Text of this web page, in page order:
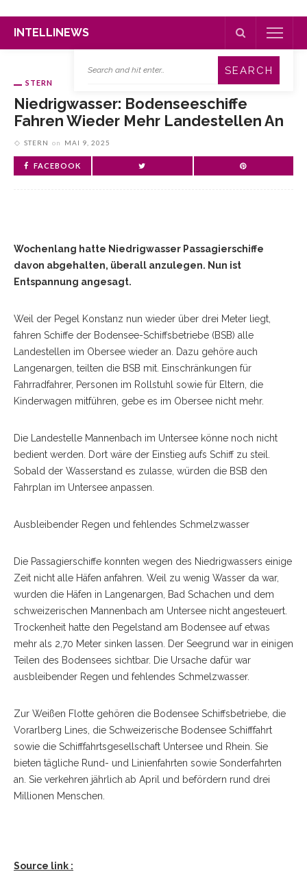
INTELLINEWS
STERN
Niedrigwasser: Bodenseeschiffe
Fahren Wieder Mehr Landestellen An
STERN on MAI 9, 2025
FACEBOOK
Wochenlang hatte Niedrigwasser Passagierschiffe
davon abgehalten, überall anzulegen. Nun ist
Entspannung angesagt.
Weil der Pegel Konstanz nun wieder über drei Meter liegt,
fahren Schiffe der Bodensee-Schiffsbetriebe (BSB) alle
Landestellen im Obersee wieder an. Dazu gehöre auch
Langenargen, teilten die BSB mit. Einschränkungen für
Fahrradfahrer, Personen im Rollstuhl sowie für Eltern, die
Kinderwagen mitführen, gebe es im Obersee nicht mehr.
Die Landestelle Mannenbach im Untersee könne noch nicht
bedient werden. Dort wäre der Einstieg aufs Schiff zu steil.
Sobald der Wasserstand es zulasse, würden die BSB den
Fahrplan im Untersee anpassen.
Ausbleibender Regen und fehlendes Schmelzwasser
Die Passagierschiffe konnten wegen des Niedrigwassers einige
Zeit nicht alle Häfen anfahren. Weil zu wenig Wasser da war,
wurden die Häfen in Langenargen, Bad Schachen und dem
schweizerischen Mannenbach am Untersee nicht angesteuert.
Trockenheit hatte den Pegelstand am Bodensee auf etwas
mehr als 2,70 Meter sinken lassen. Der Seegrund war in einigen
Teilen des Bodensees sichtbar. Die Ursache dafür war
ausbleibender Regen und fehlendes Schmelzwasser.
Zur Weißen Flotte gehören die Bodensee Schiffsbetriebe, die
Vorarlberg Lines, die Schweizerische Bodensee Schifffahrt
sowie die Schifffahrtsgesellschaft Untersee und Rhein. Sie
bieten tägliche Rund- und Linienfahrten sowie Sonderfahrten
an. Sie verkehren jährlich ab April und befördern rund drei
Millionen Menschen.
Source link :